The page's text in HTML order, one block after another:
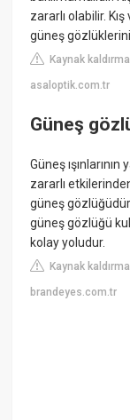
zararlı olabilir.
güneş
Kaynak
asaloptik.com.tr
Güneş
Güneş
zararlı
güneş
güneş gözlüğü
kolay yoludur.
Kaynak
brandeyes.com.tr